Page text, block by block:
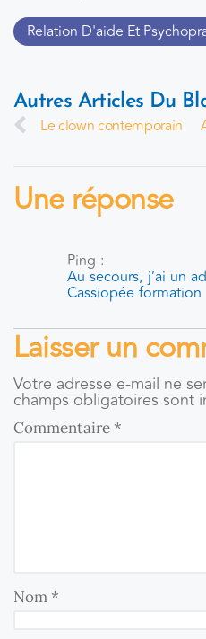
Relation D'aide Et
Autres Articles Du
Le clown contemporain
Une réponse
Ping :
Au secours, j’ai un
Cassiopée formation
Laisser un
Votre adresse e-mail ne
champs obligatoires sont
Commentaire*
Nom*